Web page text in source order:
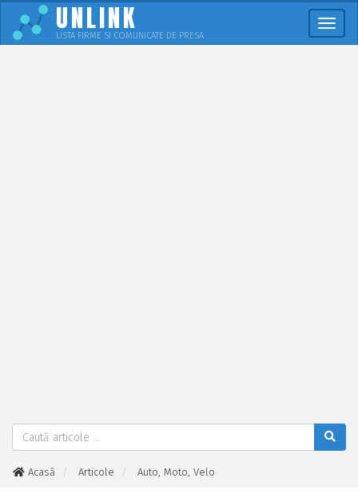
UNLINK
LISTA FIRME SI COMUNICATE DE PRESA
Acasă Articole
Auto, Moto, Velo